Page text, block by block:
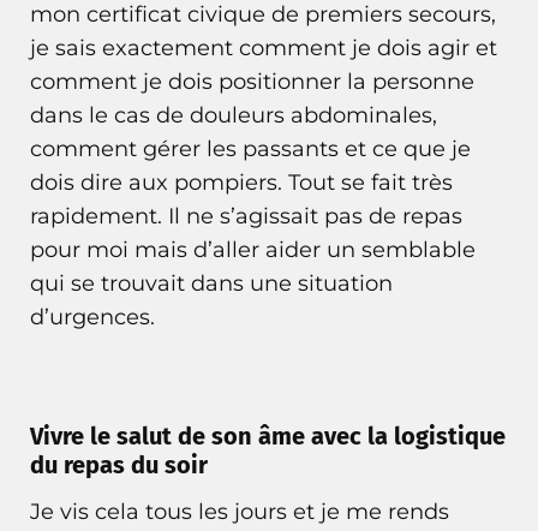
mon certificat civique de premiers secours,
je sais exactement comment je dois agir et
comment je dois positionner la personne
dans le cas de douleurs abdominales,
comment gérer les passants et ce que je
dois dire aux pompiers. Tout se fait très
rapidement. Il ne s’agissait pas de repas
pour moi mais d’aller aider un semblable
qui se trouvait dans une situation
d’urgences.
Vivre le salut de son âme avec la logistique
du repas du soir
Je vis cela tous les jours et je me rends